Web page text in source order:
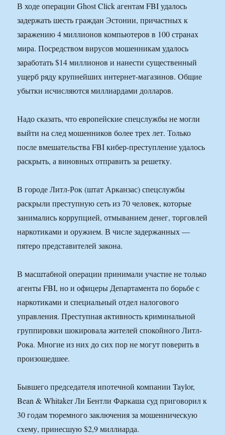
В ходе операции Ghost Click агентам FBI удалось
задержать шесть граждан Эстонии, причастных к
заражению 4 миллионов компьютеров в 100 странах
мира. Посредством вирусов мошенникам удалось
заработать $14 миллионов и нанести существенный
ущерб ряду крупнейших интернет-магазинов. Общие
убытки исчисляются миллиардами долларов.
Надо сказать, что европейские спецслужбы не могли
выйти на след мошенников более трех лет. Только
после вмешательства FBI кибер-преступление удалось
раскрыть, а виновных отправить за решетку.
В городе Литл-Рок (штат Арканзас) спецслужбы
раскрыли преступную сеть из 70 человек, которые
занимались коррупцией, отмыванием денег, торговлей
наркотиками и оружием. В числе задержанных —
пятеро представителей закона.
В масштабной операции принимали участие не только
агенты FBI, но и офицеры Департамента по борьбе с
наркотиками и специальный отдел налогового
управления. Преступная активность криминальной
группировки шокировала жителей спокойного Литл-
Рока. Многие из них до сих пор не могут поверить в
произошедшее.
Бывшего председателя ипотечной компании Taylor,
Bean & Whitaker Ли Бентли Фаркаша суд приговорил к
30 годам тюремного заключения за мошенническую
схему, принесшую $2,9 миллиарда.